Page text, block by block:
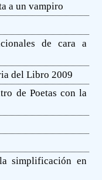
a un vampiro
de cara a
del Libro 2009
de Poetas con la
simplificación en